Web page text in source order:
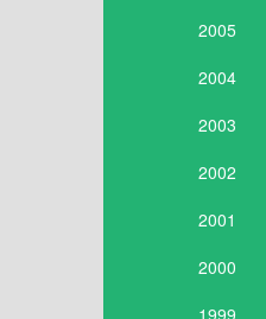
2005
2004
2003
2002
2001
2000